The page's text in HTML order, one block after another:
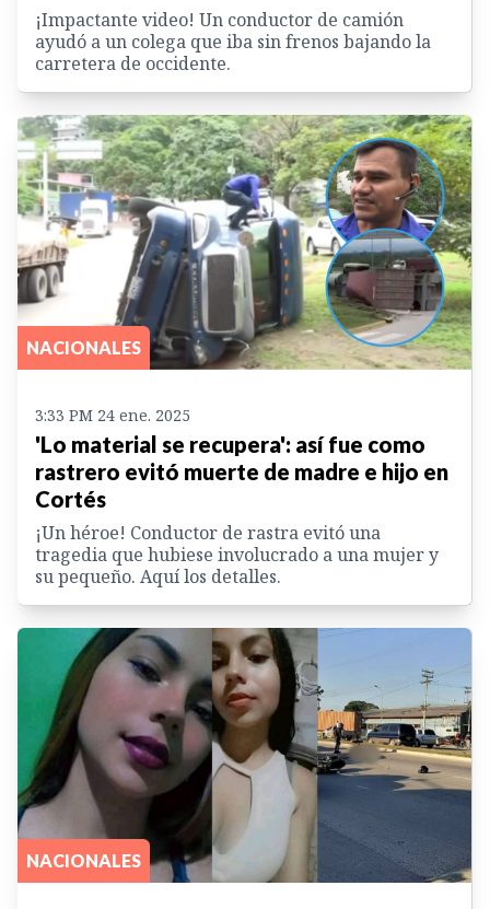
¡Impactante video! Un conductor de camión
ayudó a un colega que iba sin frenos bajando la
carretera de occidente.
NACIONALES
3:33 PM 24 ene. 2025
'Lo material se recupera': así fue como
rastrero evitó muerte de madre e hijo en
Cortés
¡Un héroe! Conductor de rastra evitó una
tragedia que hubiese involucrado a una mujer y
su pequeño. Aquí los detalles.
NACIONALES